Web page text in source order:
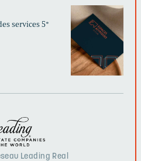
services 5*
Leading Real